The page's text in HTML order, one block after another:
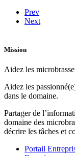
Prev
Next
Mission
Aidez les
Aidez les
dans le domaine.
Partager de
domaine des
décrire les tâches et
Portail